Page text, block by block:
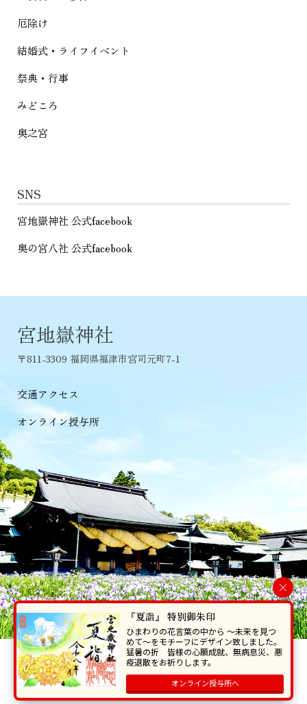
厄除け
結婚式・ライフイベント
祭典・行事
みどころ
奥之宮
SNS
宮地嶽神社 公式facebook
奥の宮八社 公式facebook
宮地嶽神社
〒811-3309 福岡県福津市宮司元町7-1
交通アクセス
オンライン授与所
当ホームページで掲載の写真・イラスト等を無断で転写･複製することを
禁じます。
Copyright © Miyajidake Jinjya , All Rights Reserved.
×
『夏詣』 特別御朱印
ひまわりの花言葉の中から 〜未来を見つ
めて〜をモチーフにデザイン致しました。
猛暑の折 皆様の心願成就、無病息災、悪
疫退散をお祈りします。
オンライン授与所へ